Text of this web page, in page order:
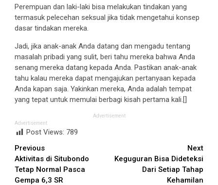
Perempuan dan laki-laki bisa melakukan tindakan yang
termasuk pelecehan seksual jika tidak mengetahui konsep
dasar tindakan mereka.
Jadi, jika anak-anak Anda datang dan mengadu tentang
masalah pribadi yang sulit, beri tahu mereka bahwa Anda
senang mereka datang kepada Anda. Pastikan anak-anak
tahu kalau mereka dapat mengajukan pertanyaan kepada
Anda kapan saja. Yakinkan mereka, Anda adalah tempat
yang tepat untuk memulai berbagi kisah pertama kali.[]
Advertisement
Advertisement
Post Views: 789
Continue
Reading
Previous
Aktivitas di Situbondo
Tetap Normal Pasca
Gempa 6,3 SR
Next
Keguguran Bisa Dideteksi
Dari Setiap Tahap
Kehamilan